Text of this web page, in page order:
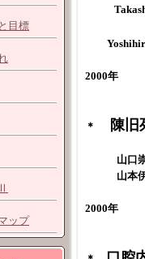
目標
ップ
Yoshihiro
2000年
＊ 陳旧
山口崇、
山本伊
2000年